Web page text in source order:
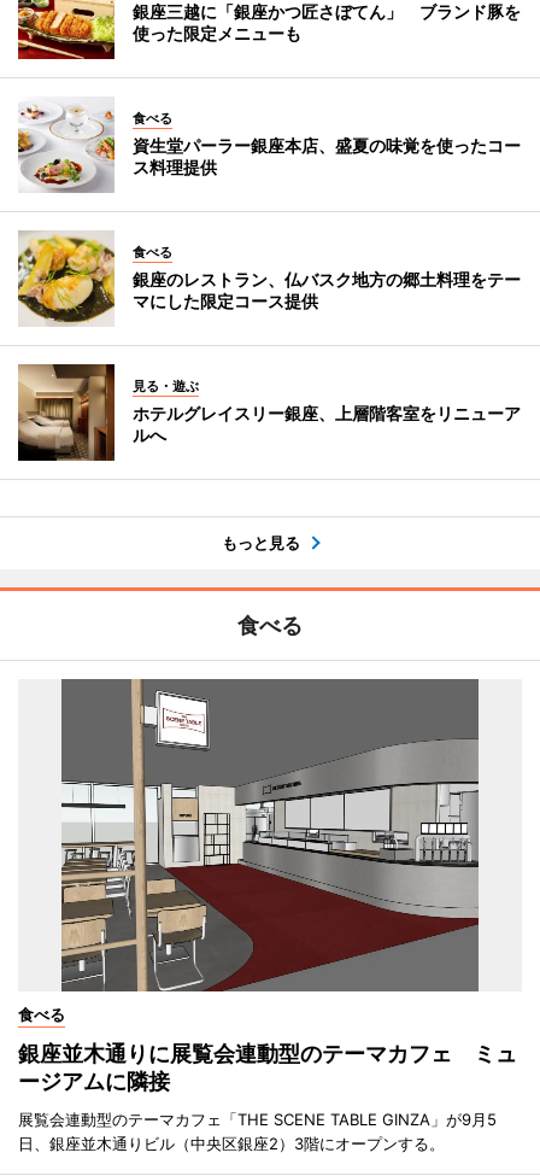
銀座三越に「銀座かつ匠さぼてん」 ブランド豚を
使った限定メニューも
食べる
資生堂パーラー銀座本店、盛夏の味覚を使ったコー
ス料理提供
食べる
銀座のレストラン、仏バスク地方の郷土料理をテー
マにした限定コース提供
見る・遊ぶ
ホテルグレイスリー銀座、上層階客室をリニューア
ルへ
もっと見る
食べる
食べる
銀座並木通りに展覧会連動型のテーマカフェ ミュ
ージアムに隣接
展覧会連動型のテーマカフェ「THE SCENE TABLE GINZA」が9月5
日、銀座並木通りビル（中央区銀座2）3階にオープンする。